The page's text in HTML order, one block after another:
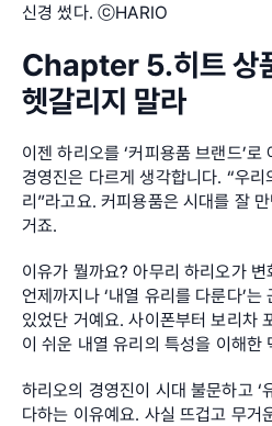
신경 썼다. ⓒHARIO
Chapter 5.히트 상
헷갈리지 말라
이젠 하리오를 ‘커피용품 브랜드’
경영진은 다르게 생각합니다. “우
리”라고요. 커피용품은 시대를 잘
거죠.
이유가 뭘까요? 아무리 하리오가 변
언제까지나 ‘내열 유리를 다룬다’
있었단 거예요. 사이폰부터 보리차
이 쉬운 내열 유리의 특성을 이해한
하리오의 경영진이 시대 불문하고 ‘
다하는 이유예요. 사실 뜨겁고 무거